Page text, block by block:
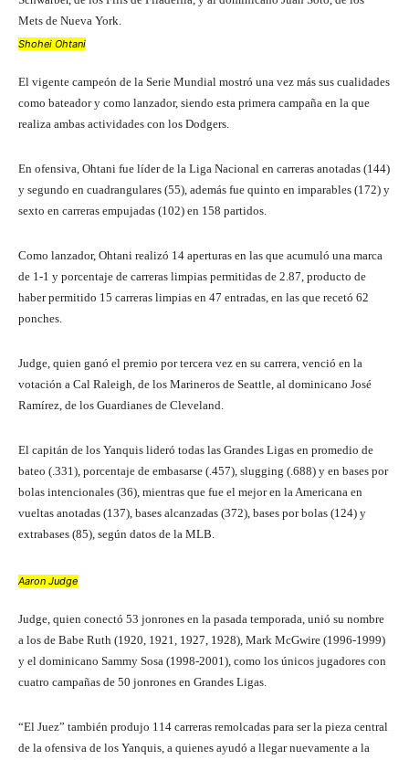
Shohei Ohtani
El vigente campeón de la Serie Mundial mostró una vez más sus cualidades
como bateador y como lanzador, siendo esta primera campaña en la que
realiza ambas actividades con los Dodgers.
En ofensiva, Ohtani fue líder de la Liga Nacional en carreras anotadas (144)
y segundo en cuadrangulares (55), además fue quinto en imparables (172) y
sexto en carreras empujadas (102) en 158 partidos.
Como lanzador, Ohtani realizó 14 aperturas en las que acumuló una marca
de 1-1 y porcentaje de carreras limpias permitidas de 2.87, producto de
haber permitido 15 carreras limpias en 47 entradas, en las que recetó 62
ponches.
Judge, quien ganó el premio por tercera vez en su carrera, venció en la
votación a Cal Raleigh, de los Marineros de Seattle, al dominicano José
Ramírez, de los Guardianes de Cleveland.
El capitán de los Yanquis lideró todas las Grandes Ligas en promedio de
bateo (.331), porcentaje de embasarse (.457), slugging (.688) y en bases por
bolas intencionales (36), mientras que fue el mejor en la Americana en
vueltas anotadas (137), bases alcanzadas (372), bases por bolas (124) y
extrabases (85), según datos de la MLB.
Aaron Judge
Judge, quien conectó 53 jonrones en la pasada temporada, unió su nombre
a los de Babe Ruth (1920, 1921, 1927, 1928), Mark McGwire (1996-1999)
y el dominicano Sammy Sosa (1998-2001), como los únicos jugadores con
cuatro campañas de 50 jonrones en Grandes Ligas.
“El Juez” también produjo 114 carreras remolcadas para ser la pieza central
de la ofensiva de los Yanquis, a quienes ayudó a llegar nuevamente a la